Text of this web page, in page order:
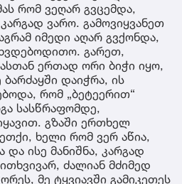
რომ ვეღარ გვცემდა,
ვარო. გამოვიყვანეთ
იმედი აღარ გვქონდა,
გარეთ,
ერთად ორი ბიჭი იყო,
დაიჭრა, ის
რომ „ბეტეერით“
სასწრაფომდე,
გზაში ერთხელ
ხელი რომ ვერ აწია,
ისე მანიშნა, კარგად
ძალიან მძიმედ
მე ტყვიავში გამიკეთეს